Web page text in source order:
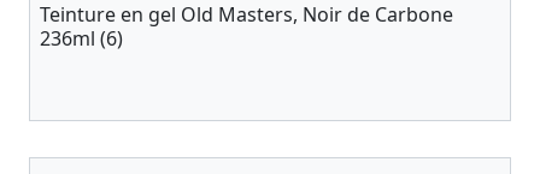
Teinture en gel Old Masters, Noir de Carbone
236ml (6)